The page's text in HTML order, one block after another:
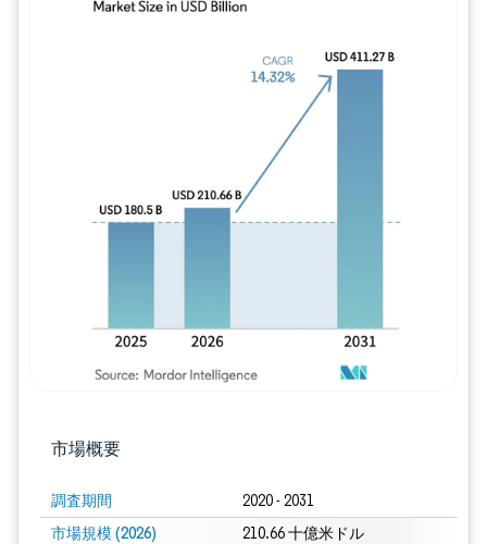
市場概要
調査期間 2020 - 2031
市場規模 (2026) 210.66 十億米ドル
画像 © Mordor Intelligence。再利用には